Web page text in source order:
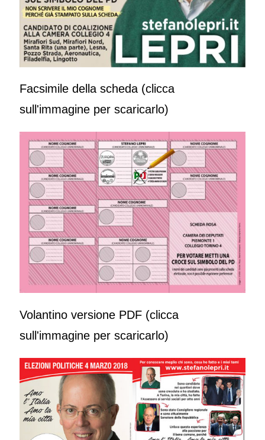
Facsimile della scheda (clicca
sull'immagine per scaricarlo)
Volantino versione PDF (clicca
sull'immagine per scaricarlo)